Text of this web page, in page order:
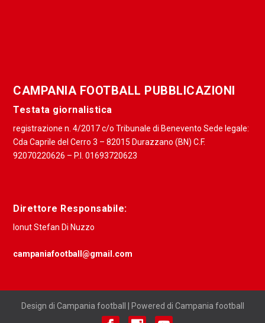
CAMPANIA FOOTBALL PUBBLICAZIONI
Testata giornalistica
registrazione n. 4/2017 c/o Tribunale di Benevento Sede legale:
Cda Caprile del Cerro 3 – 82015 Durazzano (BN) C.F.
92070220626 – P.I. 01693720623
Direttore Responsabile:
Ionut Stefan Di Nuzzo
campaniafootball@gmail.com
Design di Campania football | Powered di Campania football